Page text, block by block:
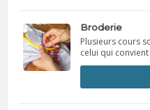
Broderie
Plusieurs cours
celui qui